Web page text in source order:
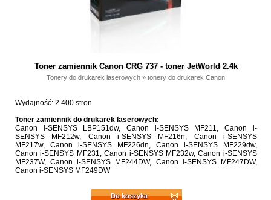
Toner zamiennik Canon CRG 737 - toner JetWorld 2.4k
Tonery do drukarek laserowych »tonery do drukarek Canon
Wydajność: 2 400 stron
Toner zamiennik do drukarek laserowych:
Canon i-SENSYS LBP151dw, Canon i-SENSYS MF211, Canon i-
SENSYS MF212w, Canon i-SENSYS MF216n, Canon i-SENSYS
MF217w, Canon i-SENSYS MF226dn, Canon i-SENSYS MF229dw,
Canon i-SENSYS MF231, Canon i-SENSYS MF232w, Canon i-SENSYS
MF237W, Canon i-SENSYS MF244DW, Canon i-SENSYS MF247DW,
Canon i-SENSYS MF249DW
Do koszyka